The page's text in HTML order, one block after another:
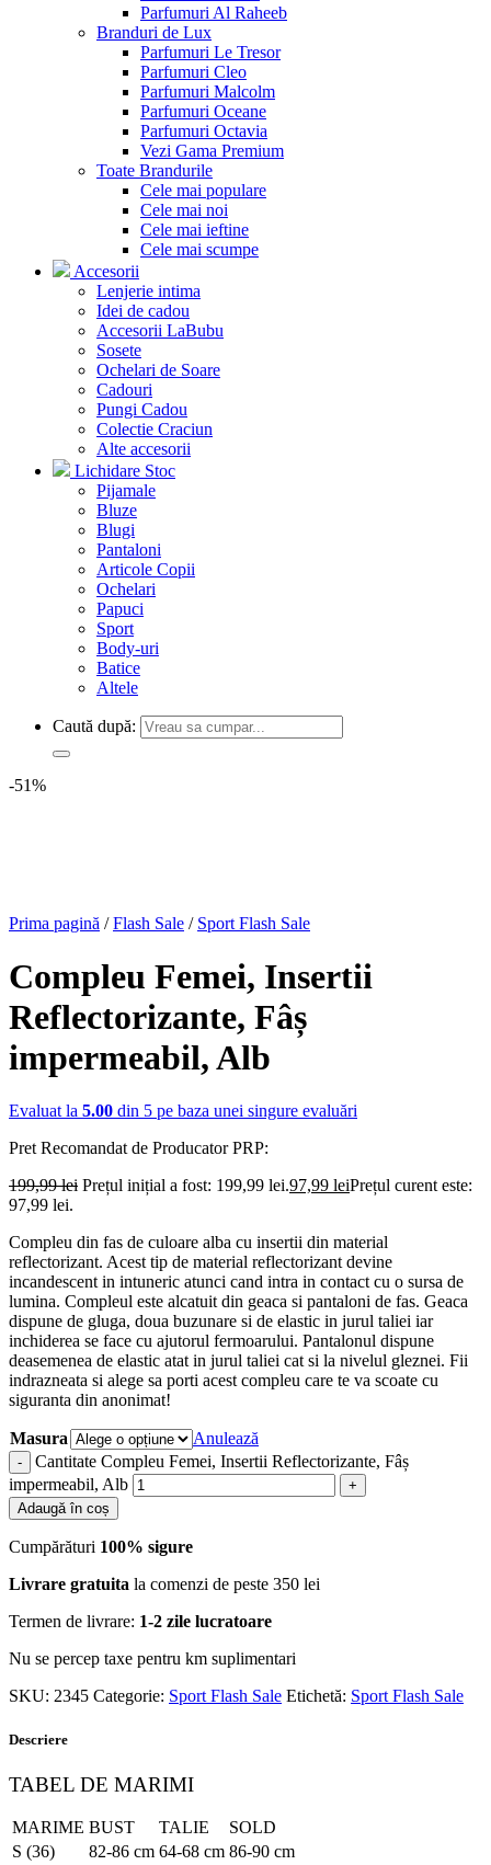
Parfumuri Al Raheeb
Branduri de Lux
Parfumuri Le Tresor
Parfumuri Cleo
Parfumuri Malcolm
Parfumuri Oceane
Parfumuri Octavia
Vezi Gama Premium
Toate Brandurile
Cele mai populare
Cele mai noi
Cele mai ieftine
Cele mai scumpe
Accesorii
Lenjerie intima
Idei de cadou
Accesorii LaBubu
Sosete
Ochelari de Soare
Cadouri
Pungi Cadou
Colectie Craciun
Alte accesorii
Lichidare Stoc
Pijamale
Bluze
Blugi
Pantaloni
Articole Copii
Ochelari
Papuci
Sport
Body-uri
Batice
Altele
Caută după:
-51%
Prima pagină / Flash Sale / Sport Flash Sale
Compleu Femei, Insertii
Reflectorizante, Fâș
impermeabil, Alb
Evaluat la 5.00 din 5 pe baza unei singure evaluări
Pret Recomandat de ProducatorPRP:
199,99lei Prețul inițial a fost: 199,99 lei.97,99 leiPrețul curent este:
97,99 lei.
Compleu din fas de culoare alba cu insertii din material
reflectorizant. Acest tip de material reflectorizant devine
incandescent in intuneric atunci cand intra in contact cu o sursa de
lumina. Compleul este alcatuit din geaca si pantaloni de fas. Geaca
dispune de gluga, doua buzunare si de elastic in jurul taliei iar
inchiderea se face cu ajutorul fermoarului. Pantalonul dispune
deasemenea de elastic atat in jurul taliei cat si la nivelul gleznei. Fii
indrazneata si alege sa porti acest compleu care te va scoate cu
siguranta din anonimat!
Masura
Anulează
Cantitate Compleu Femei, Insertii Reflectorizante, Fâș
impermeabil, Alb
Adaugă în coș
Cumpărături 100% sigure
Livrare gratuita la comenzi de peste 350 lei
Termen de livrare: 1-2 zile lucratoare
Nu se percep taxe pentru km suplimentari
SKU: 2345 Categorie: Sport Flash Sale Etichetă: Sport Flash Sale
Descriere
TABEL DE MARIMI
MARIME BUST TALIE
SOLD
S (36)
82-86 cm 64-68 cm 86-90 cm